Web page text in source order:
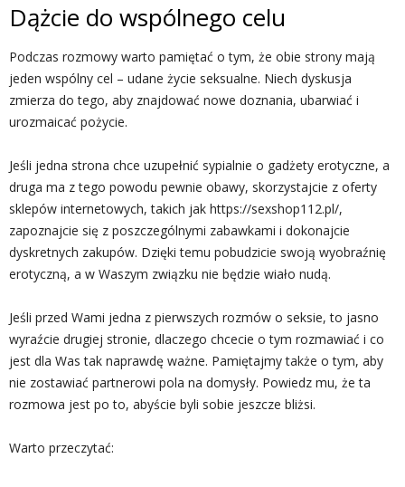
Dążcie do wspólnego celu
Podczas rozmowy warto pamiętać o tym, że obie strony mają
jeden wspólny cel – udane życie seksualne. Niech dyskusja
zmierza do tego, aby znajdować nowe doznania, ubarwiać i
urozmaicać pożycie.
Jeśli jedna strona chce uzupełnić sypialnie o gadżety erotyczne, a
druga ma z tego powodu pewnie obawy, skorzystajcie z oferty
sklepów internetowych, takich jak https://sexshop112.pl/,
zapoznajcie się z poszczególnymi zabawkami i dokonajcie
dyskretnych zakupów. Dzięki temu pobudzicie swoją wyobraźnię
erotyczną, a w Waszym związku nie będzie wiało nudą.
Jeśli przed Wami jedna z pierwszych rozmów o seksie, to jasno
wyraźcie drugiej stronie, dlaczego chcecie o tym rozmawiać i co
jest dla Was tak naprawdę ważne. Pamiętajmy także o tym, aby
nie zostawiać partnerowi pola na domysły. Powiedz mu, że ta
rozmowa jest po to, abyście byli sobie jeszcze bliżsi.
Warto przeczytać: